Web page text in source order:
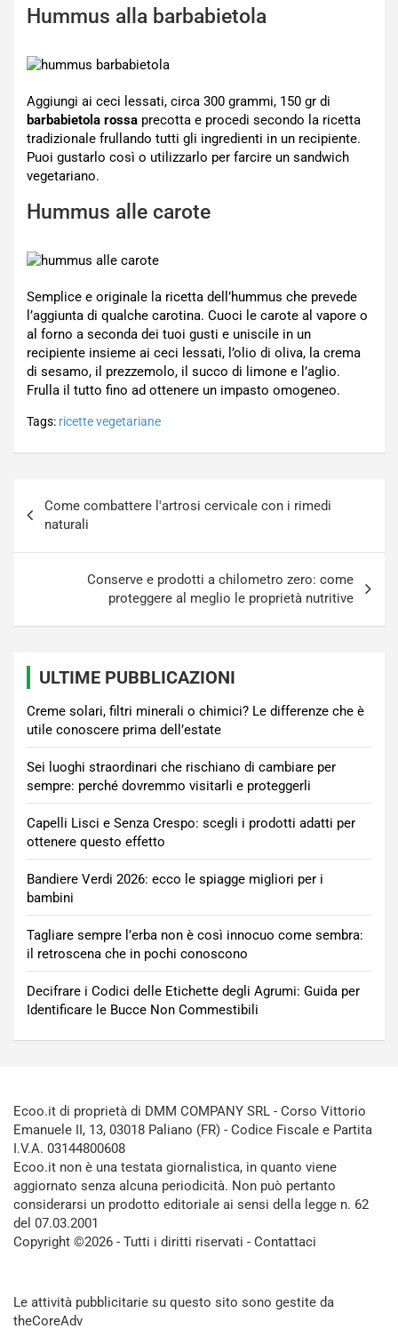
Hummus alla barbabietola
Aggiungi ai ceci lessati, circa 300 grammi, 150 gr di
barbabietola rossa precotta e procedi secondo la ricetta
tradizionale frullando tutti gli ingredienti in un recipiente.
Puoi gustarlo così o utilizzarlo per farcire un sandwich
vegetariano.
Hummus alle carote
Semplice e originale la ricetta dell’hummus che prevede
l’aggiunta di qualche carotina. Cuoci le carote al vapore o
al forno a seconda dei tuoi gusti e uniscile in un
recipiente insieme ai ceci lessati, l’olio di oliva, la crema
di sesamo, il prezzemolo, il succo di limone e l’aglio.
Frulla il tutto fino ad ottenere un impasto omogeneo.
Tags: ricette vegetariane
articoli
Come combattere l'artrosi cervicale con i rimedi
naturali
Conserve e prodotti a chilometro zero: come
proteggere al meglio le proprietà nutritive
ULTIME PUBBLICAZIONI
Creme solari, filtri minerali o chimici? Le differenze che è
utile conoscere prima dell’estate
Sei luoghi straordinari che rischiano di cambiare per
sempre: perché dovremmo visitarli e proteggerli
Capelli Lisci e Senza Crespo: scegli i prodotti adatti per
ottenere questo effetto
Bandiere Verdi 2026: ecco le spiagge migliori per i
bambini
Tagliare sempre l’erba non è così innocuo come sembra:
il retroscena che in pochi conoscono
Decifrare i Codici delle Etichette degli Agrumi: Guida per
Identificare le Bucce Non Commestibili
Ecoo.it di proprietà di DMM COMPANY SRL - Corso Vittorio
Emanuele II, 13, 03018 Paliano (FR) - Codice Fiscale e Partita
I.V.A. 03144800608
Ecoo.it non è una testata giornalistica, in quanto viene
aggiornato senza alcuna periodicità. Non può pertanto
considerarsi un prodotto editoriale ai sensi della legge n. 62
del 07.03.2001
Copyright ©2026 - Tutti i diritti riservati - Contattaci
Le attività pubblicitarie su questo sito sono gestite da
theCoreAdv